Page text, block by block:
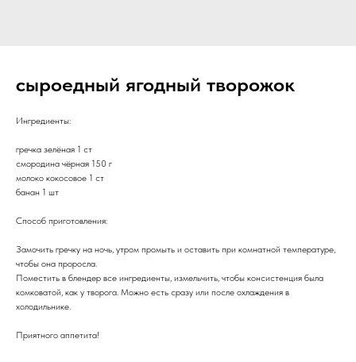
сыроедный ягодный творожок
Ингредиенты:
гречка зелёная 1 ст
смородина чёрная 150 г
молоко кокосовое 1 ст
банан 1 шт
Способ приготовления:
Замочить гречку на ночь, утром промыть и оставить при комнатной температуре,
чтобы она проросла.
Поместить в блендер все ингредиенты, измельчить, чтобы консистенция была
комковатой, как у творога. Можно есть сразу или после охлаждения в
холодильнике.
Приятного аппетита!